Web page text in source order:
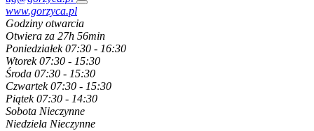
www.gorzyca.pl
Godziny otwarcia
Otwiera za 27h 56min
Poniedziałek 07:30 - 16:30
Wtorek 07:30 - 15:30
Środa 07:30 - 15:30
Czwartek 07:30 - 15:30
Piątek 07:30 - 14:30
Sobota Nieczynne
Niedziela Nieczynne